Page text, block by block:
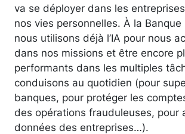
va se déployer dans les
nos vies personnelles. À la Banque
nous utilisons déjà l’IA pour nous
dans nos missions et être encore
performants dans les multiples
conduisons au quotidien (pour
banques, pour protéger les
des opérations frauduleuses, pour
données des entreprises…).